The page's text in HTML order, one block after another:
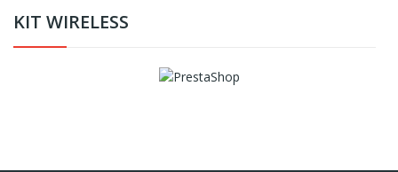
KIT WIRELESS